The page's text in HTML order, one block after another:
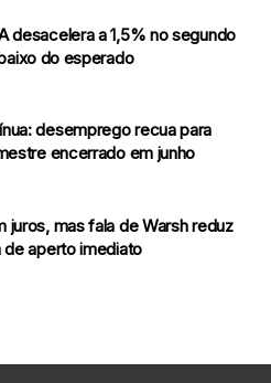
desacelera a 1,5% no segundo
do esperado
desemprego recua para
encerrado em junho
juros, mas fala de Warsh reduz
aperto imediato